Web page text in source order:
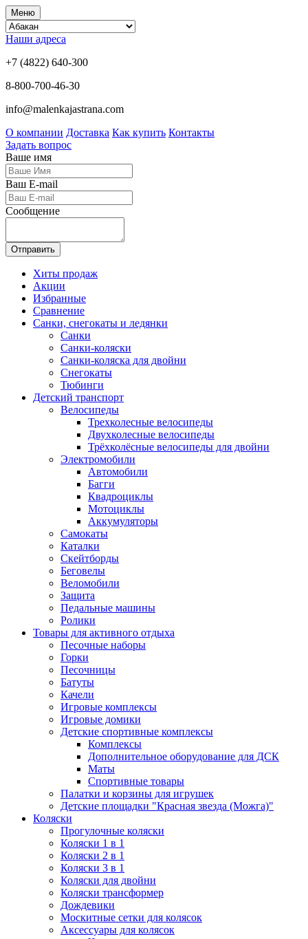
Меню
Наши адреса
+7 (4822) 640-300
8-800-700-46-30
info@malenkajastrana.com
О компании Доставка Как купить Контакты
Задать вопрос
Ваше имя
Ваш E-mail
Сообщение
Отправить
Хиты продаж
Акции
Избранные
Сравнение
Санки, снегокаты и ледянки
Санки
Санки-коляски
Санки-коляска для двойни
Снегокаты
Тюбинги
Детский транспорт
Велосипеды
Трехколесные велосипеды
Двухколесные велосипеды
Трёхколёсные велосипеды для двойни
Электромобили
Автомобили
Багги
Квадроциклы
Мотоциклы
Аккумуляторы
Самокаты
Каталки
Скейтборды
Беговелы
Веломобили
Защита
Педальные машины
Ролики
Товары для активного отдыха
Песочные наборы
Горки
Песочницы
Батуты
Качели
Игровые комплексы
Игровые домики
Детские спортивные комплексы
Комплексы
Дополнительное оборудование для ДСК
Маты
Спортивные товары
Палатки и корзины для игрушек
Детские площадки "Красная звезда (Можга)"
Коляски
Прогулочные коляски
Коляски 1 в 1
Коляски 2 в 1
Коляски 3 в 1
Коляски для двойни
Коляски трансформер
Дождевики
Москитные сетки для колясок
Аксессуары для колясок